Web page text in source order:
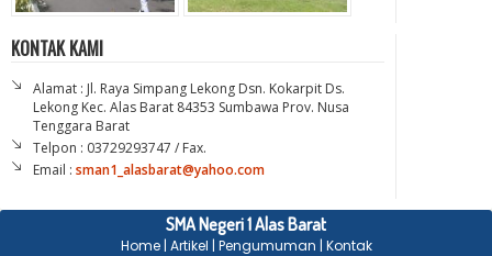
KONTAK KAMI
Alamat : Jl. Raya Simpang Lekong Dsn. Kokarpit Ds.
Lekong Kec. Alas Barat 84353 Sumbawa Prov. Nusa
Tenggara Barat
Telpon : 03729293747 / Fax.
Email : sman1_alasbarat@yahoo.com
SMA Negeri 1 Alas Barat
Home| Artikel | Pengumuman | Kontak